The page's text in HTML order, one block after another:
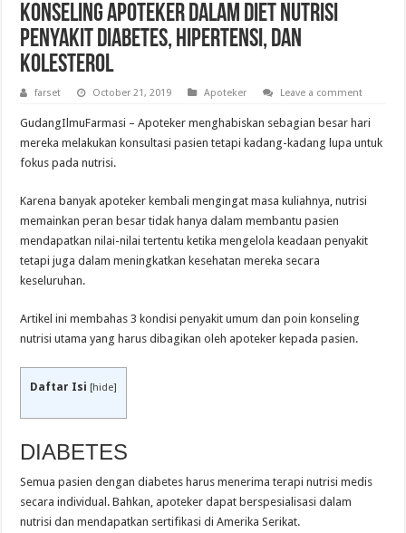
Konseling Apoteker dalam Diet Nutrisi
Penyakit Diabetes, Hipertensi, dan
Kolesterol
farset October 21, 2019 Apoteker Leave a comment
GudangIlmuFarmasi – Apoteker menghabiskan sebagian besar hari
mereka melakukan konsultasi pasien tetapi kadang-kadang lupa untuk
fokus pada nutrisi.
Karena banyak apoteker kembali mengingat masa kuliahnya, nutrisi
memainkan peran besar tidak hanya dalam membantu pasien
mendapatkan nilai-nilai tertentu ketika mengelola keadaan penyakit
tetapi juga dalam meningkatkan kesehatan mereka secara
keseluruhan.
Artikel ini membahas 3 kondisi penyakit umum dan poin konseling
nutrisi utama yang harus dibagikan oleh apoteker kepada pasien.
Daftar Isi [hide]
DIABETES
Semua pasien dengan diabetes harus menerima terapi nutrisi medis
secara individual. Bahkan, apoteker dapat berspesialisasi dalam
nutrisi dan mendapatkan sertifikasi di Amerika Serikat.